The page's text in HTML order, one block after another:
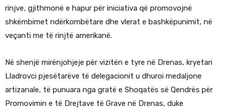
rinjve, gjithmonë e hapur për iniciativa që promovojnë
shkëmbimet ndërkombëtare dhe vlerat e bashkëpunimit, në
veçanti me të rinjtë amerikanë.
Në shenjë mirënjohjeje për vizitën e tyre në Drenas, kryetari
Lladrovci pjesëtarëve të delegacionit u dhuroi medaljone
artizanale, të punuara nga gratë e Shoqatës së Qendrës për
Promovimin e të Drejtave të Grave në Drenas, duke